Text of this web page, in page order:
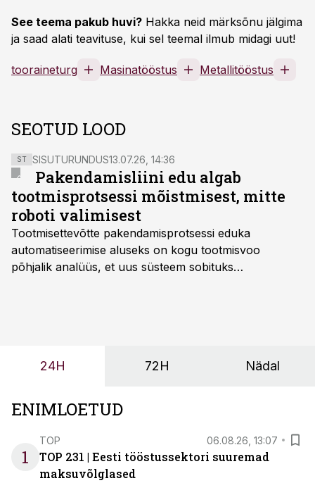
See teema pakub huvi? Hakka neid märksõnu jälgima
ja saad alati teavituse, kui sel teemal ilmub midagi uut!
tooraineturg Masinatööstus Metallitööstus
SEOTUD LOOD
ST SISUTURUNDUS13.07.26, 14:36
Pakendamisliini edu algab
tootmisprotsessi mõistmisest, mitte
roboti valimisest
Tootmisettevõtte pakendamisprotsessi eduka
automatiseerimise aluseks on kogu tootmisvoo
põhjalik analüüs, et uus süsteem sobituks
OÜ tegevjuht Sander Mitendorf.
24H 72H Nädal
ENIMLOETUD
1
TOP 06.08.26, 13:07
TOP 231 | Eesti tööstussektori suuremad
maksuvõlglased